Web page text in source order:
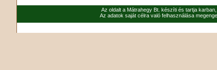
Az oldalt a Mátrahegy Bt. készíti és tartja
Az adatok saját célra való felhasználása